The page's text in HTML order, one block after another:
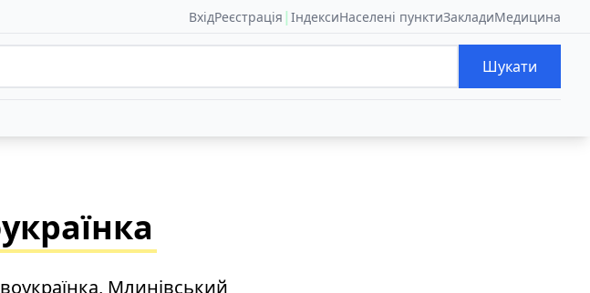
ВхідРеєстрація | ІндексиНаселені пунктиЗакладиМедицина
Шукати
Млинівський